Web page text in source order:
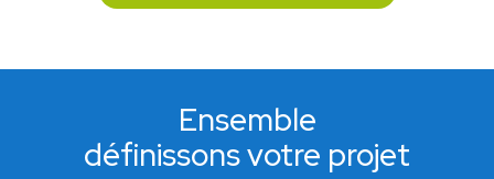
Ensemble
définissons votre projet